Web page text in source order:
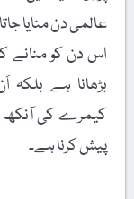
عالمی دن منایا
اس دن کو منانے
بڑھانا ہے
کیمرے کی آنکھ
پیش کرنا ہے۔